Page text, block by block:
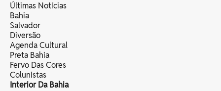
Últimas Notícias
Bahia
Salvador
Diversão
Agenda Cultural
Preta Bahia
Fervo Das Cores
Colunistas
Interior Da Bahia